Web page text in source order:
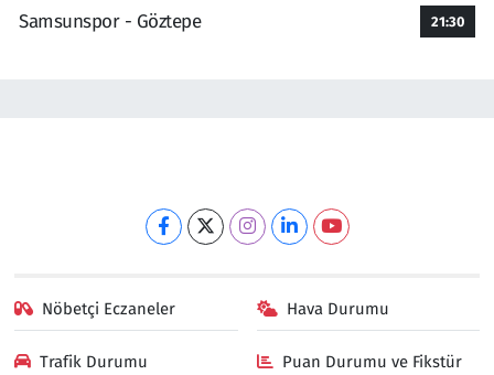
Samsunspor - Göztepe
21:30
Nöbetçi Eczaneler Hava Durumu
Trafik Durumu Puan Durumu ve Fikstür